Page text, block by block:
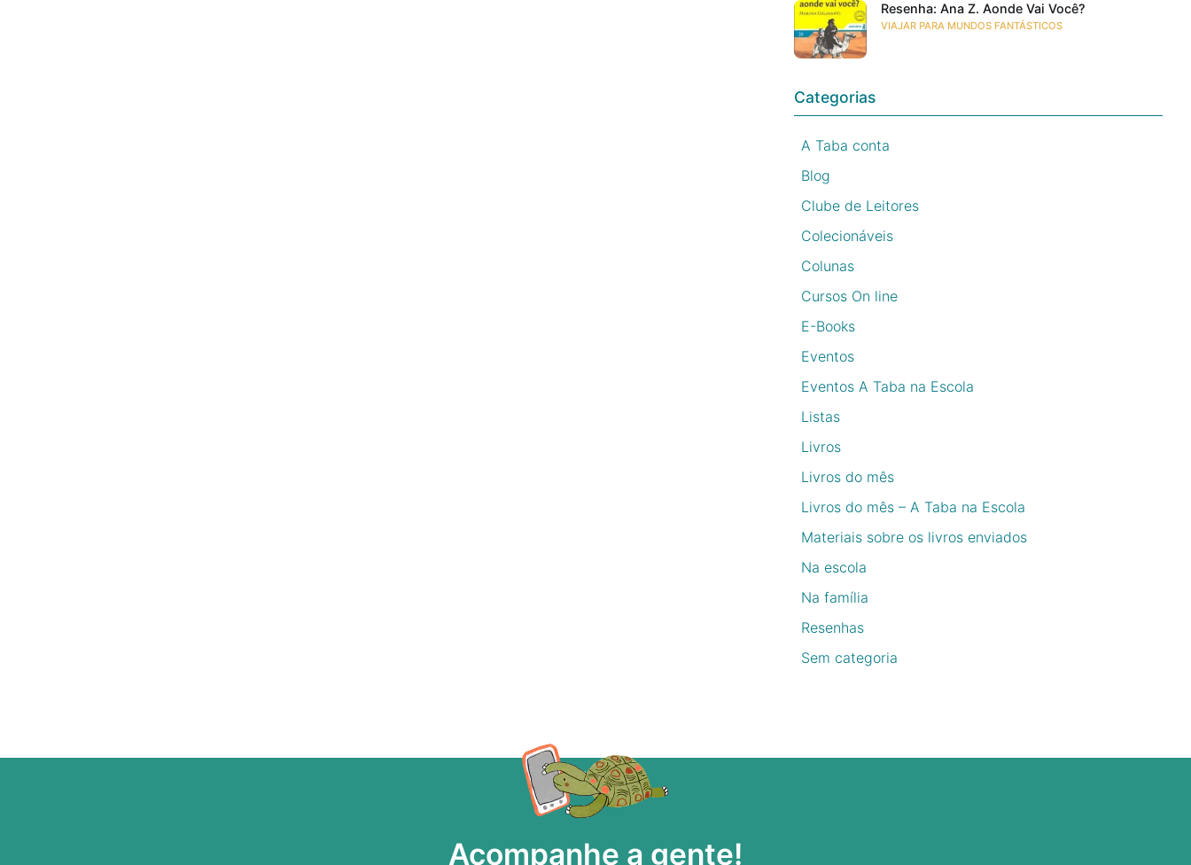
Resenha: Ana Z. Aonde Vai Você?
VIAJAR PARA MUNDOS FANTÁSTICOS
Categorias
A Taba conta
Blog
Clube de Leitores
Colecionáveis
Colunas
Cursos On line
E-Books
Eventos
Eventos A Taba na Escola
Listas
Livros
Livros do mês
Livros do mês – A Taba na Escola
Materiais sobre os livros enviados
Na escola
Na família
Resenhas
Sem categoria
Acompanhe a gente!